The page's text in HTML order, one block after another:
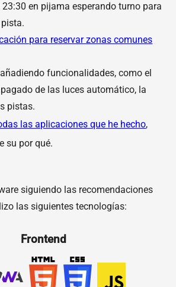
23:30 en pijama esperando turno para
para reservar zonas comunes
funcionalidades, como el
de las luces automático, la
pistas.
las aplicaciones que he hecho,
su por qué.
siguiendo las recomendaciones
las siguientes tecnologías:
Frontend